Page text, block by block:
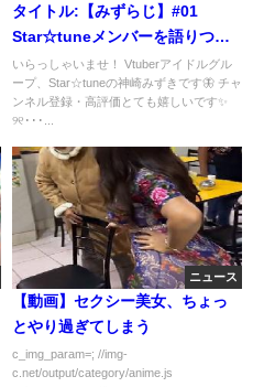
タイトル:【みずらじ】#01
Star☆tuneメンバーを語りつく
す【雑談:アイドルVtuber】
いらっしゃいませ！ Vtuberアイドルグル
ープ、Star☆tuneの神崎みずきです🦋 チャ
ンネル登録・高評価とても嬉しいです✨
୨୧･･･...
ニュース
【動画】セクシー美女、ちょっ
とやり過ぎてしまう
c_img_param=; //img-
c.net/output/category/anime.js